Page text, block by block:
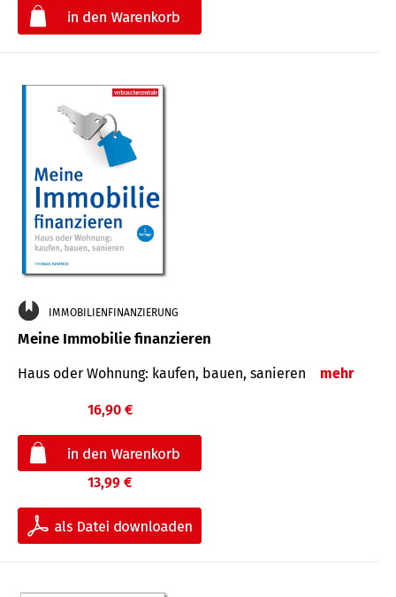
IMMOBILIENFINANZIERUNG
Meine Immobilie finanzieren
Haus oder Wohnung: kaufen, bauen, sanieren mehr
16,90 €
13,99 €